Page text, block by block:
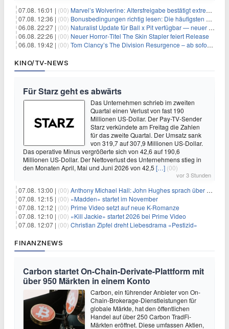
07.08. 16:01 | (00) Marvel’s Wolverine: Altersfreigabe bestätigt extreme Gewalt und düstere Szenen
07.08. 12:36 | (00) Bonusbedingungen richtig lesen: Die häufigsten Stolperfallen
06.08. 22:27 | (00) Naturalist Update für Ball x Pit verfügbar — neuer Content auf allen Plattformen
06.08. 22:26 | (00) Neuer Horror‑Titel The Skin Stapler feiert Release
06.08. 19:42 | (00) Tom Clancy’s The Division Resurgence – ab sofort für euch verfügbar
KINO/TV-NEWS
Für Starz geht es abwärts
Das Unternehmen schrieb im zweiten
Quartal einen Verlust von fast 190
Millionen US-Dollar. Der Pay-TV-Sender
Starz verkündete am Freitag die Zahlen
für das zweite Quartal. Der Umsatz sank
von 319,7 auf 307,9 Millionen US-Dollar.
Das operative Minus vergrößerte sich von 42,6 auf 190,6
Millionen US-Dollar. Der Nettoverlust des Unternehmens stieg in
den Monaten April, Mai und Juni 2026 von 42,5 […] (00)
vor 3 Stunden
07.08. 13:00 | (00) Anthony Michael Hall: John Hughes sprach über eine Fortsetzung von 'The Breakfast Club'
07.08. 12:15 | (00) «Madden» startet im November
07.08. 12:12 | (00) Prime Video setzt auf neue K-Romanze
07.08. 12:10 | (00) «Kill Jackie» startet 2026 bei Prime Video
07.08. 12:07 | (00) Christian Zipfel dreht Liebesdrama «Pestizid»
FINANZNEWS
Carbon startet On-Chain-Derivate-Plattform mit
über 950 Märkten in einem Konto
Carbon, ein führender Anbieter von On-
Chain-Brokerage-Dienstleistungen für
globale Märkte, hat den öffentlichen
Handel auf über 250 Carbon TradFi-
Märkten eröffnet. Diese umfassen Aktien,